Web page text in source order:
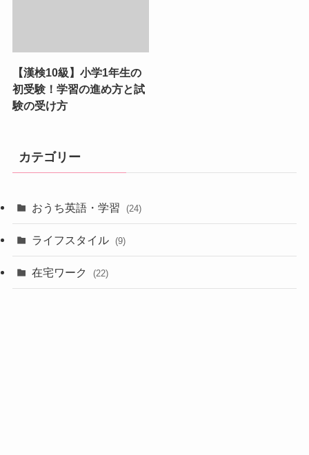
【漢検10級】小学1年生の
初受験！学習の進め方と試
験の受け方
カテゴリー
おうち英語・学習 (24)
ライフスタイル (9)
在宅ワーク (22)